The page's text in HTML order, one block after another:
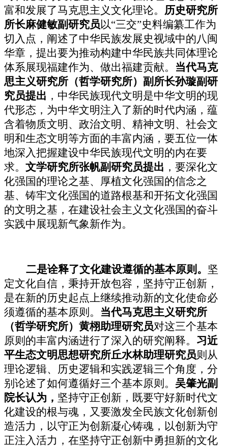
富和发展了马克思主义文化理论。 历史研究所
所长麻健敏副研究员以“三交”史料编纂工作为
切入点，阐述了中华民族发展史视域中的八闽
华章，提出要为推动构建中华民族共同体理论
体系展现福建作为、做出福建贡献。 当代马克
思主义研究所（哲学研究所）副所长孙璇副研
究员提出 ，中华民族现代文明是中华文明的现
代形态，为中华文明注入了新的时代内涵，蕴
含着物质文明、政治文明、精神文明、社会文
明和生态文明等方面的丰富内涵，要五位一体
地深入把握建设中华民族现代文明的内在要
求。 文学研究所张帆副研究员提出 ，要深化文
化强国的理论之基、厚植文化强国的信念之
基、铸牢文化强国的道路根基和开拓文化强国
的文明之基，在建设社会主义文化强国的奋斗
实践中展现新气象新作为。
二是诠释了文化建设遵循的基本原则。 坚
定文化自信，秉持开放包容，坚持守正创新，
是在新的历史起点上继续推动新的文化使命必
须遵循的基本原则。 当代马克思主义研究所
（哲学研究所）黄栩助理研究员对这三个基本
原则的丰富内涵进行了深入的研究阐释。 习近
平生态文明思想研究所丘水林助理研究员则从
理论逻辑、历史逻辑和实践逻辑三个角度，分
别论述了如何遵循好三个基本原则。 吴肇光副
院长认为， 坚持守正创新，既要守好新时代文
化建设的根与魂，又要激发全民族文化创新创
造活力，以守正为创新凝心铸魂，以创新为守
正注入活力，在坚持守正创新中勇担新的文化